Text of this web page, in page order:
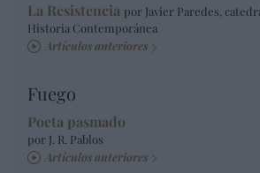
La Resistencia por Javier Paredes,
Historia Contemporánea
Artículos anteriores
Fuego
Poeta pasmado
por J. R. Pablos
Artículos anteriores